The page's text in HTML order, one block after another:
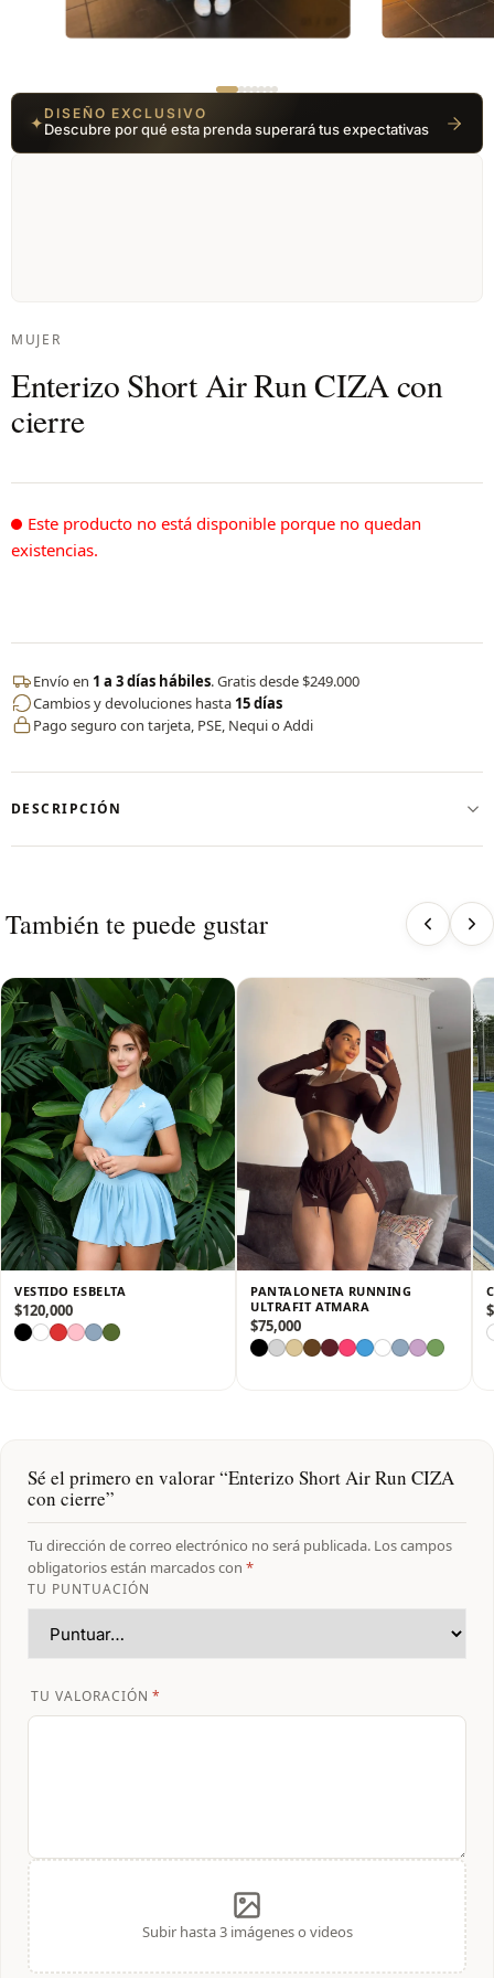
✦ DISEÑO EXCLUSIVO
Descubre por qué esta prenda superará tus expectativas
MUJER
Enterizo Short Air Run CIZA con
cierre
Este producto no está disponible porque no quedan
existencias.
Envío en 1 a 3 días hábiles. Gratis desde $249.000
Cambios y devoluciones hasta 15 días
Pago seguro con tarjeta, PSE, Nequi o Addi
DESCRIPCIÓN
diseñado para brindarte comodidad absoluta, soporte,
seguridad y estilo en un solo look.
marcaciones y se adapta como una segunda piel.
✔️ Corte en short o licra larga, ideal para entrenamientos
intensos y climas cálidos.
✔️ Tejido elástico de alta resistencia, que moldea la figura y
acompaña cada movimiento.
✔️ Diseño ergonómico y transpirable, pensado para alto
rendimiento sin perder feminidad.
✔️ Escote moderno y espalda favorecedora, que aportan un
look atrevido y funcional.
Un enterizo que combina rendimiento, sensualidad y
confianza, perfecto para destacar dentro y fuera del gym. 💪🔥
También te puede gustar
VESTIDO ESBELTA
$120,000
PANTALONETA RUNNING
ULTRAFIT ATMARA
$75,000
$
Sé el primero en valorar “Enterizo Short Air Run CIZA
con cierre”
Tu dirección de correo electrónico no será publicada. Los campos
obligatorios están marcados con *
TU PUNTUACIÓN
TU VALORACIÓN*
Subir hasta 3 imágenes o videos